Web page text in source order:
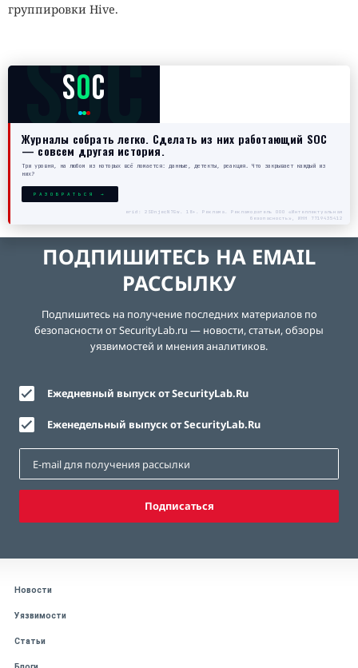
группировки Hive.
SOC
SOC
Журналы собрать легко. Сделать из них работающий SOC
— совсем другая история.
Три уровня, на любом из которых всё ломается: данные, детекты, реакция. Что закрывает каждый из
них?
РАЗОБРАТЬСЯ →
erid: 2SDnjecN7Gw. 18+. Реклама. Рекламодатель ООО «Интеллектуальная
безопасность», ИНН 7719435412
ПОДПИШИТЕСЬ НА EMAIL
РАССЫЛКУ
Подпишитесь на получение последних материалов по
безопасности от SecurityLab.ru — новости, статьи, обзоры
уязвимостей и мнения аналитиков.
Ежедневный выпуск от SecurityLab.Ru
Еженедельный выпуск от SecurityLab.Ru
Подписаться
Новости
Уязвимости
Статьи